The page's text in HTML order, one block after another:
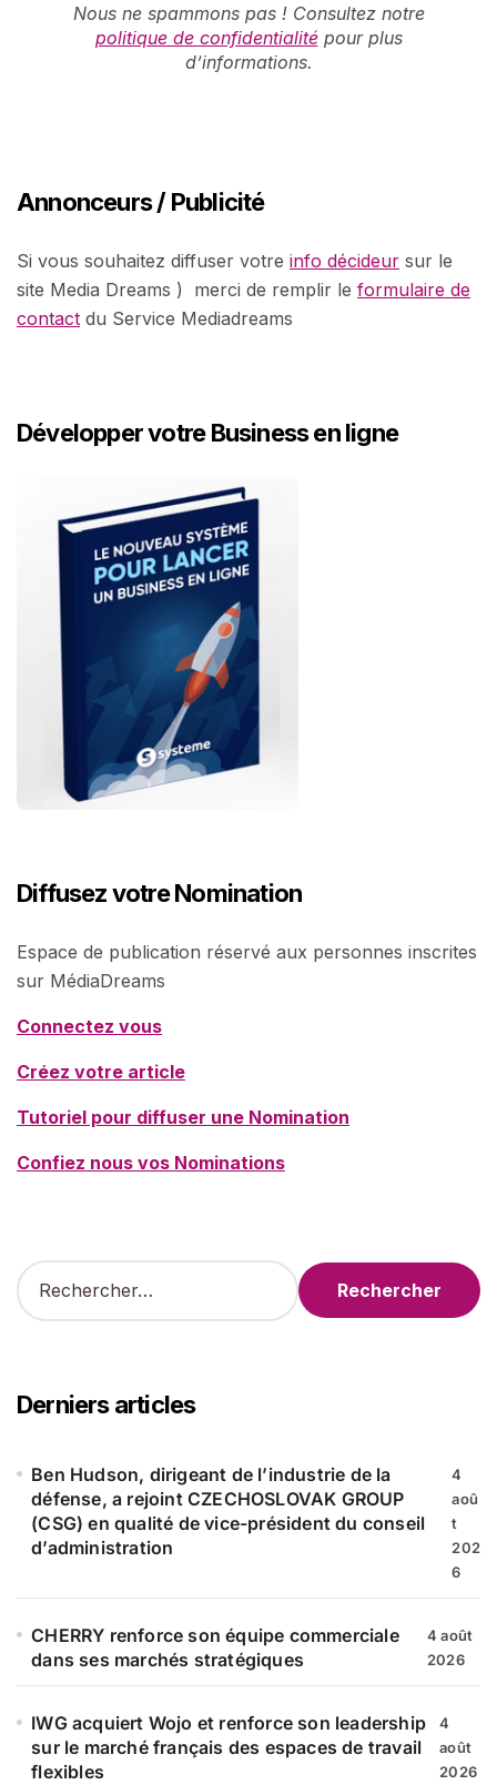
Nous ne spammons pas ! Consultez notre
politique de confidentialitépour plus
d’informations.
Annonceurs / Publicité
Si vous souhaitez diffuser votre info décideur sur le
site Media Dreams ) merci de remplir le formulaire de
contact du Service Mediadreams
Développer votre Business en ligne
Diffusez votre Nomination
Espace de publication réservé aux personnes inscrites
sur MédiaDreams
Connectez vous
Créez votre article
Tutoriel pour diffuser une Nomination
Confiez nous vos Nominations
R
e
r
c
e
Derniers articles
Ben Hudson, dirigeant de l’industrie de la
défense, a rejoint CZECHOSLOVAK GROUP
(CSG) en qualité de vice-président du conseil
d’administration
4
aoû
t
202
6
CHERRY renforce son équipe commerciale
dans ses marchés stratégiques
4 août
2026
IWG acquiert Wojo et renforce son leadership
sur le marché français des espaces de travail
flexibles
4
août
2026